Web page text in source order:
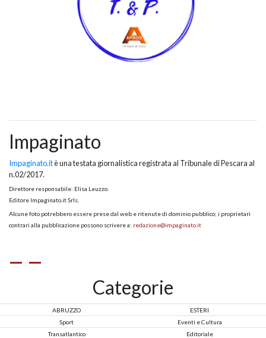
Impaginato
Impaginato.itè una testata giornalistica registrata al Tribunale di Pescara al
n.02/2017.
Direttore responsabile: Elisa Leuzzo.
Editore Impaginato.it Srls.
Alcune foto potrebbero essere prese dal web e ritenute di dominio pubblico; i proprietari
contrari alla pubblicazione possono scrivere a: redazione@impaginato.it
Categorie
ABRUZZO
ESTERI
Sport
Eventi e Cultura
Transatlantico
Editoriale